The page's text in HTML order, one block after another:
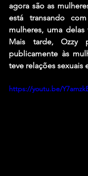
agora são as
está transando
mulheres, uma delas
Mais tarde, Ozzy
publicamente às
teve relações sexuais
https://youtu.be/